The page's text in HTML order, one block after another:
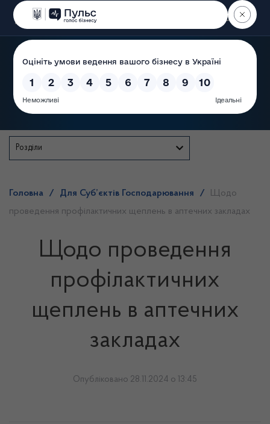
Пошук
Розділи
Головна / Для Суб’єктів Господарювання /
Щодо
проведення профілактичних щеплень в аптечних закладах
Щодо проведення
профілактичних
щеплень в аптечних
закладах
Опубліковано 28.11.2024 о 13:45